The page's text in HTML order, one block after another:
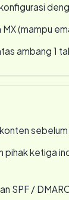
(mampu
ambang 1
pihak ketiga
SPF /